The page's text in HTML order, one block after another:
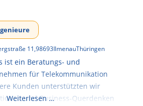
11,98693IlmenauThüringen
ist ein Beratungs- und
für Telekommunikation
Kunden unterstützten wir
und Business-Querdenken
Weiterlesen …